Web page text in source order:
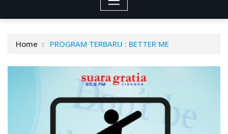
Home PROGRAM TERBARU : BETTER ME